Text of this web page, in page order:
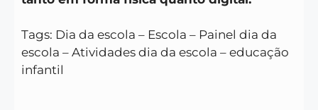
Tags: Dia da escola – Escola – Painel dia da
escola – Atividades dia da escola – educação
infantil